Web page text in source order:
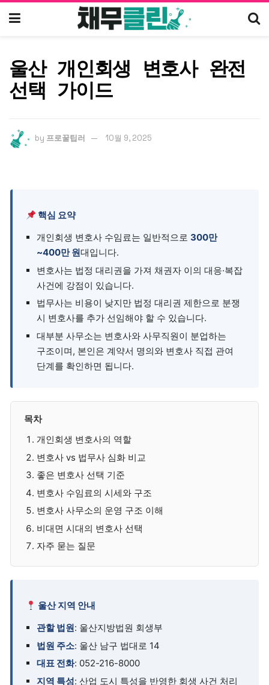
울산 개인회생 변호사 완전
선택 가이드
by 프로꿀팁러 10월 9, 2025
핵심 요약
개인회생 변호사 수임료는 일반적으로 300만
~400만 원대입니다.
변호사는 법정 대리권을 가져 채권자 이의 대응·복잡
사건에 강점이 있습니다.
법무사는 비용이 낮지만 법정 대리권 제한으로 분쟁
시 변호사를 추가 선임해야 할 수 있습니다.
대부분 사무소는 변호사와 사무직원이 분업하는
구조이며, 본인은 계약서 명의와 변호사 직접 관여
단계를 확인하면 됩니다.
목차
개인회생 변호사의 역할
변호사 vs 법무사 심화 비교
좋은 변호사 선택 기준
변호사 수임료의 시세와 구조
변호사 사무소의 운영 구조 이해
비대면 시대의 변호사 선택
자주 묻는 질문
울산 지역 안내
관할 법원: 울산지방법원 회생부
법원 주소: 울산 남구 법대로 14
대표 전화: 052-216-8000
지역 특성: 산업 도시 특성을 반영한 회생 사건 처리